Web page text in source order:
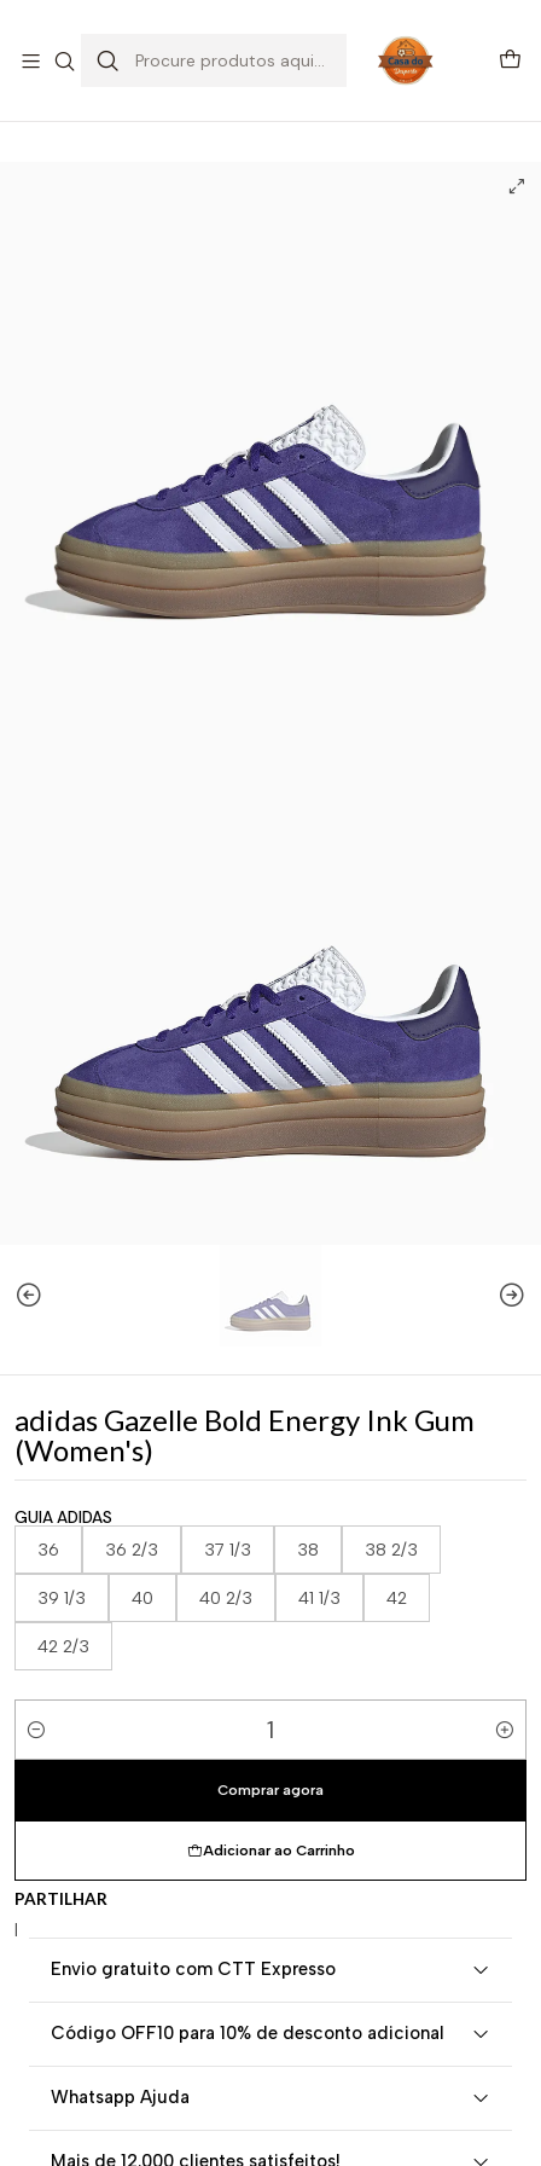
Início CALÇADO Adidas
Gazelle
adidas Gazelle Bold Energy Ink Gum (Women's)
adidas Gazelle Bold Energy Ink Gum
(Women's)
GUIA ADIDAS
36 36 2/3 37 1/3 38 38 2/3
39 1/3 40 40 2/3 41 1/3 42
42 2/3
Quantidade
Adicionar ao Carrinho
Comprar agora
PARTILHAR
|
Envio gratuito com CTT Expresso
Código OFF10 para 10% de desconto adicional
Whatsapp Ajuda
Mais de 12.000 clientes satisfeitos!